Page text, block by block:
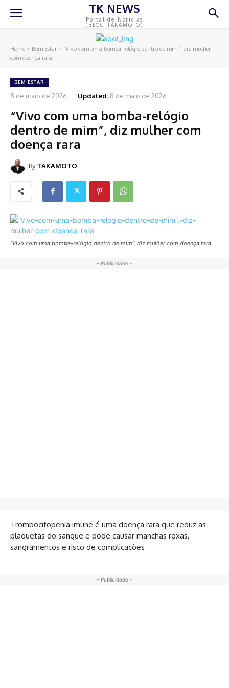
TK NEWS
Portal de Notícias
(BLOG TAKAMOTO)
Home Bem Estar
“Vivo com uma bomba-relógio dentro de mim”, diz mulher
com doença rara
BEM ESTAR
8 de maio de 2026 Updated: 8 de maio de 2026
“Vivo com uma bomba-relógio
dentro de mim”, diz mulher com
doença rara
By TAKAMOTO
“Vivo com uma bomba-relógio dentro de mim”, diz mulher com doença rara
- Publicidade -
Trombocitopenia imune é uma doença rara que reduz as
plaquetas do sangue e pode causar manchas roxas,
sangramentos e risco de complicações
- Publicidade -